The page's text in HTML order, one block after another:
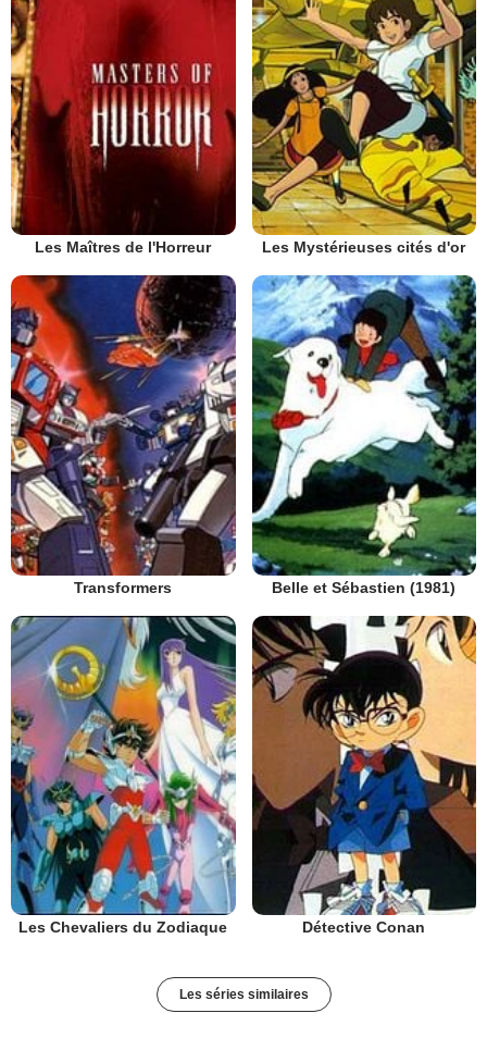
Les Maîtres de l'Horreur Les Mystérieuses cités d'or
Transformers Belle et Sébastien (1981)
Les Chevaliers du Zodiaque Détective Conan
Les séries similaires